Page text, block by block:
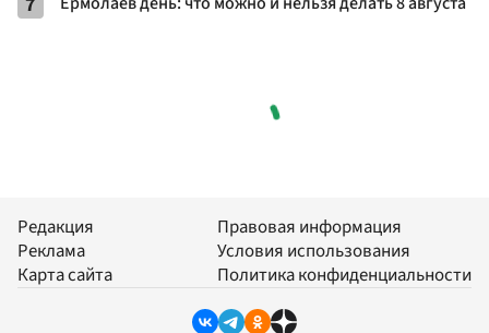
Редакция
Реклама
Карта сайта
Правовая информация
Условия использования
Политика конфиденциальности